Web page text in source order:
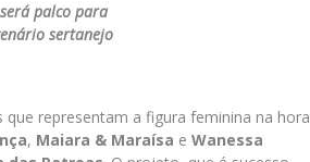
palco para
sertanejo
representam a figura feminina na hora
, Maiara & Maraísa e Wanessa